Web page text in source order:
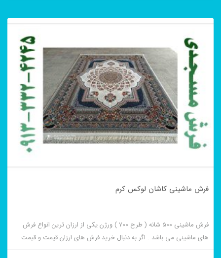
فرش ماشینی کاشان لوکس کرم
فرش ماشینی ۵۰۰ شانه ( طرح ۷۰۰ ) ورژن یکی از ارزان ترین انواع فرش
های ماشینی می باشد . اگر به دنبال خرید فرش های ارزان قیمت و قیمت